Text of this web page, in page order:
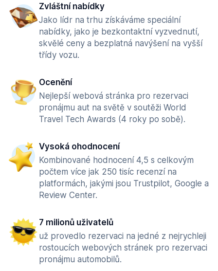
Zvláštní nabídky
Jako lídr na trhu získáváme speciální
nabídky, jako je bezkontaktní vyzvednutí,
skvělé ceny a bezplatná navýšení na vyšší
třídy vozu.
Ocenění
Nejlepší webová stránka pro rezervaci
pronájmu aut na světě v soutěži World
Travel Tech Awards (4 roky po sobě).
Vysoká ohodnocení
Kombinované hodnocení 4,5 s celkovým
počtem více jak 250 tisíc recenzí na
platformách, jakými jsou Trustpilot, Google a
Review Center.
7 milionů uživatelů
už provedlo rezervaci na jedné z nejrychleji
rostoucích webových stránek pro rezervaci
pronájmu automobilů.